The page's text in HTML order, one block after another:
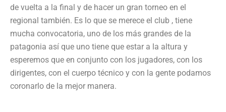
de vuelta a la final y de hacer un gran torneo en el
regional también. Es lo que se merece el club , tiene
mucha convocatoria, uno de los más grandes de la
patagonia así que uno tiene que estar a la altura y
esperemos que en conjunto con los jugadores, con los
dirigentes, con el cuerpo técnico y con la gente podamos
coronarlo de la mejor manera.